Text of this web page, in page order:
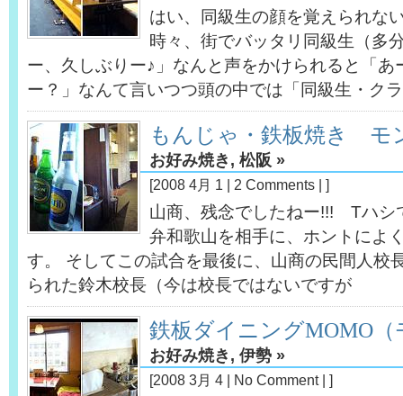
はい、同級生の顔を覚えられな
時々、街でバッタリ同級生（多
ー、久しぶりー♪」なんと声をかけられると「あ
ー？」なんて言いつつ頭の中では「同級生・ク
もんじゃ・鉄板焼き モ
お好み焼き , 松阪 »
[2008 4月 1 | 2 Comments | ]
山商、残念でしたねー!!! Tハシ
弁和歌山を相手に、ホントによ
す。 そしてこの試合を最後に、山商の民間人校
られた鈴木校長（今は校長ではないですが
鉄板ダイニングMOMO（
お好み焼き , 伊勢 »
[2008 3月 4 | No Comment| ]